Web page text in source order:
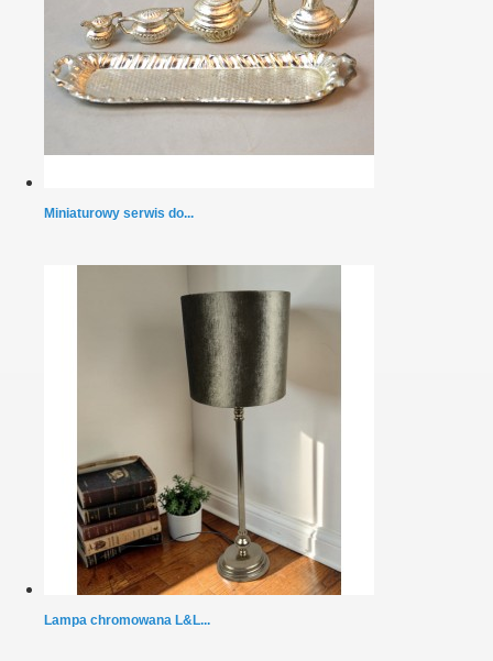
Miniaturowy serwis do...
Lampa chromowana L&L...